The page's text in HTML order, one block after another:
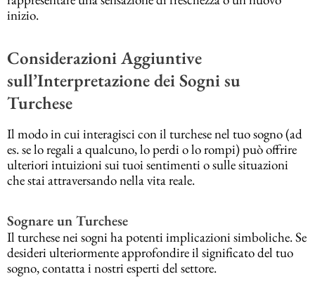
inizio.
Considerazioni Aggiuntive
sull’Interpretazione dei Sogni su
Turchese
Il modo in cui interagisci con il turchese nel tuo sogno (ad
es. se lo regali a qualcuno, lo perdi o lo rompi) può offrire
ulteriori intuizioni sui tuoi sentimenti o sulle situazioni
che stai attraversando nella vita reale.
Sognare un Turchese
Il turchese nei sogni ha potenti implicazioni simboliche. Se
desideri ulteriormente approfondire il significato del tuo
sogno, contatta i nostri esperti del settore.